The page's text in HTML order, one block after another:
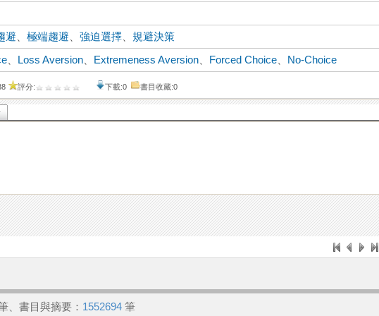
避 、極端趨避 、強迫選擇
規避決策
Loss Aversion Extremeness Aversion Forced Choice
No-Choice
評分: 下載:0 書目收藏:0
、書目與摘要： 1552694 筆